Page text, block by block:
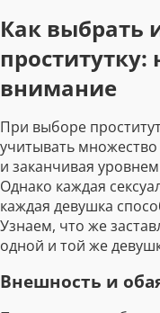
Как выбрать
внимание
При выборе
учитывать
и заканчивая
Однако каждая
каждая девушка
Узнаем, что же
одной и той же
Внешность и